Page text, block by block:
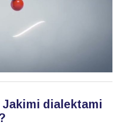
dialektami